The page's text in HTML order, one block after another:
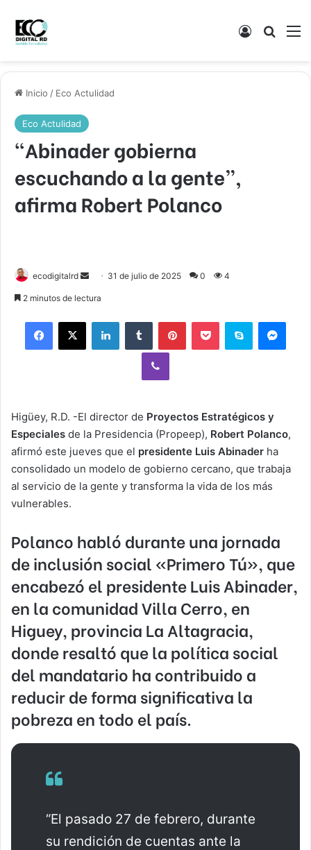
Acceso
Inicio / Eco Actulidad
Eco Actulidad
“Abinader gobierna
escuchando a la gente”,
afirma Robert Polanco
ecodigitalrd
Send 31 de julio de 2025 0 4
2 minutos de lectura
Facebook
X LinkedInTumblr PinterestPocket Skype
Viber
Higüey, R.D. -El director de Proyectos Estratégicos y
Especiales de la Presidencia (Propeep), Robert Polanco,
afirmó este jueves que el presidente Luis Abinader ha
consolidado un modelo de gobierno cercano, que trabaja
al servicio de la gente y transforma la vida de los más
vulnerables.
Polanco habló durante una jornada
de inclusión social «Primero Tú», que
encabezó el presidente Luis Abinader,
en la comunidad Villa Cerro, en
Higuey, provincia La Altagracia,
donde resaltó que la política social
del mandatario ha contribuido a
reducir de forma significativa la
pobreza en todo el país.
“El pasado 27 de febrero, durante
su rendición de cuentas ante la